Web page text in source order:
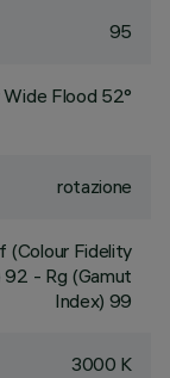
95
Flood 52°
rotazione
(Colour Fidelity
92 - Rg (Gamut
Index) 99
3000 K